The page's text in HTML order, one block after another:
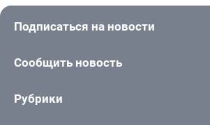
Подписаться на новости
Сообщить новость
Рубрики